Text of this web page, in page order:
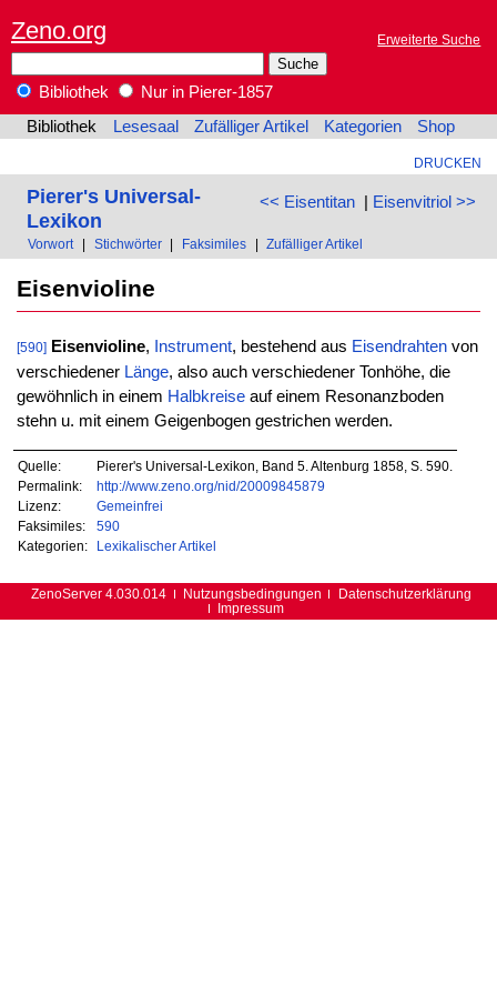
Zeno.org Erweiterte Suche
Bibliothek
Nur in Pierer-1857
Bibliothek
Lesesaal Zufälliger Artikel Kategorien Shop
DRUCKEN
<< Eisentitan| Eisenvitriol >>
Pierer's Universal-
Lexikon
Vorwort Stichwörter Faksimiles Zufälliger Artikel
Eisenvioline
[590] Eisenvioline, Instrument, bestehend aus Eisendrahtenvon
verschiedener Länge, also auch verschiedener Tonhöhe, die
gewöhnlich in einem Halbkreiseauf einem Resonanzboden
stehn u. mit einem Geigenbogen gestrichen werden.
Quelle:
Pierer's Universal-Lexikon, Band 5. Altenburg 1858, S. 590.
Permalink:
http://www.zeno.org/nid/20009845879
Lizenz:
Gemeinfrei
Faksimiles:
590
Kategorien:
Lexikalischer Artikel
ZenoServer 4.030.014 Nutzungsbedingungen
Datenschutzerklärung
Impressum